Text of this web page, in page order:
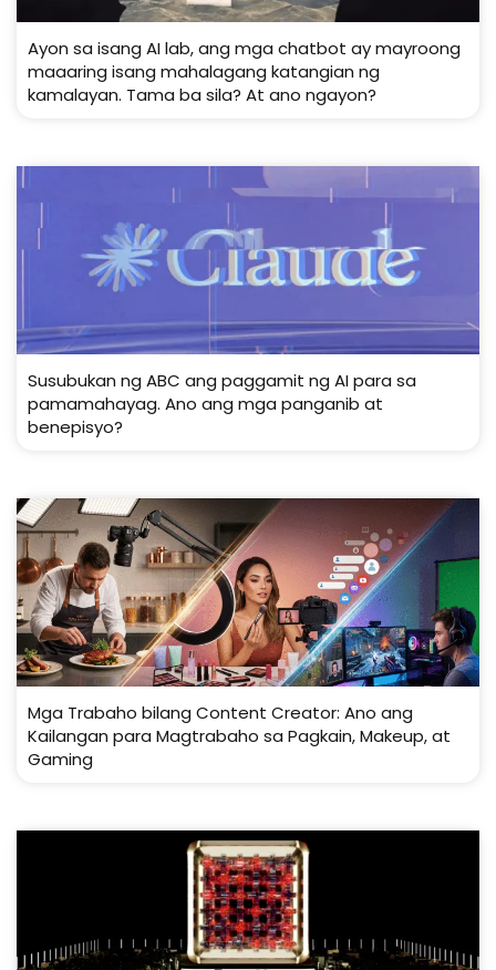
Ayon sa isang AI lab, ang mga chatbot ay mayroong
maaaring isang mahalagang katangian ng
kamalayan. Tama ba sila? At ano ngayon?
Susubukan ng ABC ang paggamit ng AI para sa
pamamahayag. Ano ang mga panganib at
benepisyo?
Mga Trabaho bilang Content Creator: Ano ang
Kailangan para Magtrabaho sa Pagkain, Makeup, at
Gaming